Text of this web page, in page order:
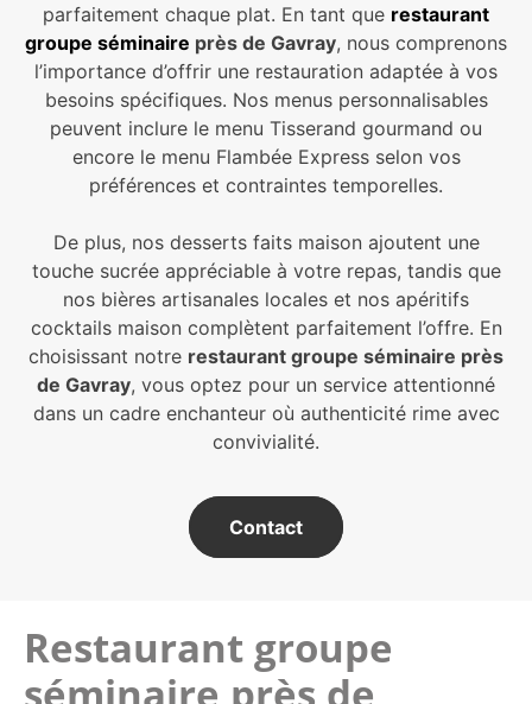
parfaitement chaque plat. En tant que restaurant
groupe séminaire près de Gavray, nous comprenons
l’importance d’offrir une restauration adaptée à vos
besoins spécifiques. Nos menus personnalisables
peuvent inclure le menu Tisserand gourmand ou
encore le menu Flambée Express selon vos
préférences et contraintes temporelles.
De plus, nos desserts faits maison ajoutent une
touche sucrée appréciable à votre repas, tandis que
nos bières artisanales locales et nos apéritifs
cocktails maison complètent parfaitement l’offre. En
choisissant notre restaurant groupe séminaire près
de Gavray, vous optez pour un service attentionné
dans un cadre enchanteur où authenticité rime avec
convivialité.
Contact
Restaurant groupe